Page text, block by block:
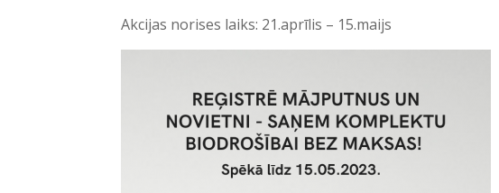
Akcijas norises laiks: 21.aprīlis – 15.maijs